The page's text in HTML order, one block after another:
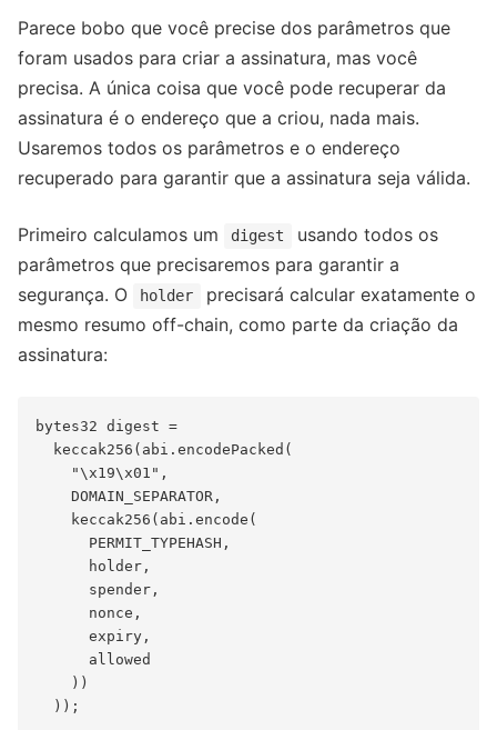
Parece bobo que você precise dos parâmetros que
foram usados para criar a assinatura, mas você
precisa. A única coisa que você pode recuperar da
assinatura é o endereço que a criou, nada mais.
Usaremos todos os parâmetros e o endereço
recuperado para garantir que a assinatura seja válida.
Primeiro calculamos um digest
usando todos os
parâmetros que precisaremos para garantir a
segurança. O
holder
precisará calcular exatamente o
mesmo resumo off-chain, como parte da criação da
assinatura:
bytes32 digest =
  keccak256(abi.encodePacked(
    "\x19\x01",
    DOMAIN_SEPARATOR,
    keccak256(abi.encode(
      PERMIT_TYPEHASH,
      holder,
      spender,
      nonce,
      expiry,
      allowed
    ))